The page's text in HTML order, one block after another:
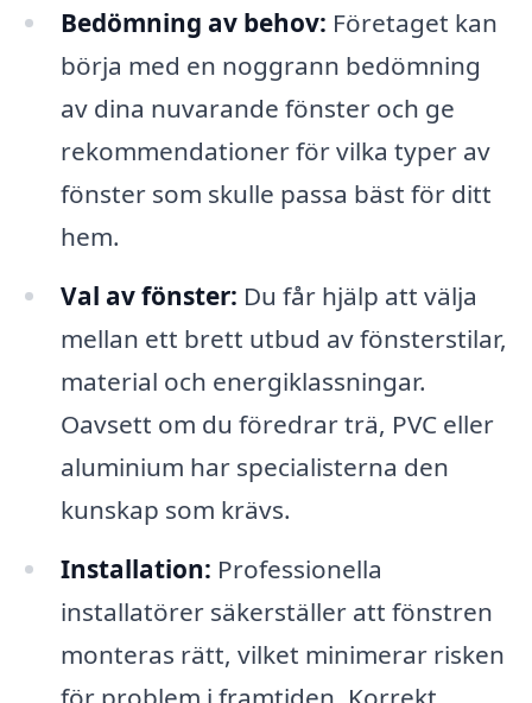
Bedömning av behov: Företaget kan
börja med en noggrann bedömning
av dina nuvarande fönster och ge
rekommendationer för vilka typer av
fönster som skulle passa bäst för ditt
hem.
Val av fönster: Du får hjälp att välja
mellan ett brett utbud av fönsterstilar,
material och energiklassningar.
Oavsett om du föredrar trä, PVC eller
aluminium har specialisterna den
kunskap som krävs.
Installation: Professionella
installatörer säkerställer att fönstren
monteras rätt, vilket minimerar risken